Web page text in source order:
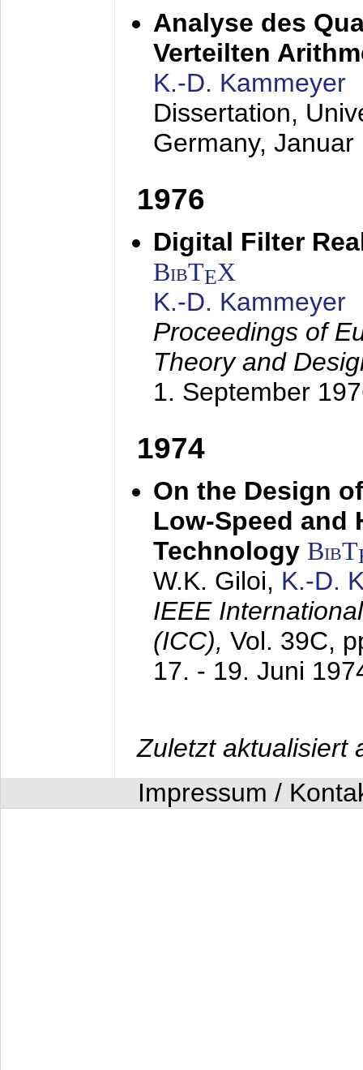
Analyse des
Verteilten
K.-D. Kammeyer
Dissertation,
Germany, Januar
1976
Digital Filter
BibTEX
K.-D. Kammeyer
Proceedings of
Theory and
1. September
1974
On the Design
Low-Speed and
Technology BibT
W.K. Giloi, K.-D.
IEEE
(ICC), Vol. 39C,
17. - 19. Juni
Zuletzt aktualisiert
Impressum /